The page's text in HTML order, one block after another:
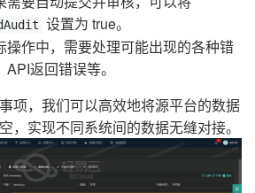
设置为 true。
操作中，需要处理可能出现的各种错
返回错误等。
项，我们可以高效地将源平台的数据
，实现不同系统间的数据无缝对接。